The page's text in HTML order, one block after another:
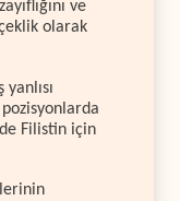
ve
olarak
pozisyonlarda
Filistin için